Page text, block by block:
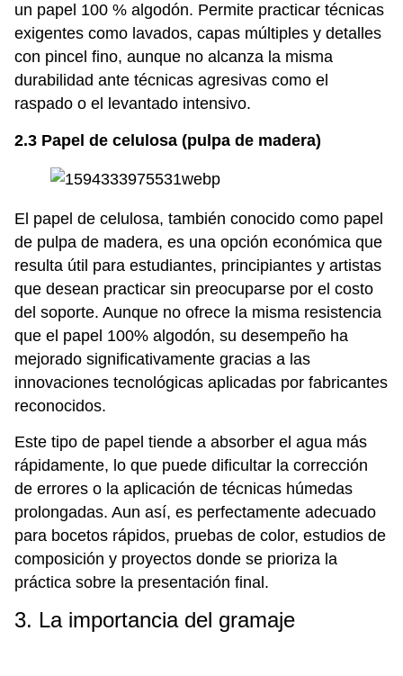
un papel 100 % algodón. Permite practicar técnicas
exigentes como lavados, capas múltiples y detalles
con pincel fino, aunque no alcanza la misma
durabilidad ante técnicas agresivas como el
raspado o el levantado intensivo.
2.3 Papel de celulosa (pulpa de madera)
El papel de celulosa, también conocido como papel
de pulpa de madera, es una opción económica que
resulta útil para estudiantes, principiantes y artistas
que desean practicar sin preocuparse por el costo
del soporte. Aunque no ofrece la misma resistencia
que el papel 100% algodón, su desempeño ha
mejorado significativamente gracias a las
innovaciones tecnológicas aplicadas por fabricantes
reconocidos.
Este tipo de papel tiende a absorber el agua más
rápidamente, lo que puede dificultar la corrección
de errores o la aplicación de técnicas húmedas
prolongadas. Aun así, es perfectamente adecuado
para bocetos rápidos, pruebas de color, estudios de
composición y proyectos donde se prioriza la
práctica sobre la presentación final.
3. La importancia del gramaje